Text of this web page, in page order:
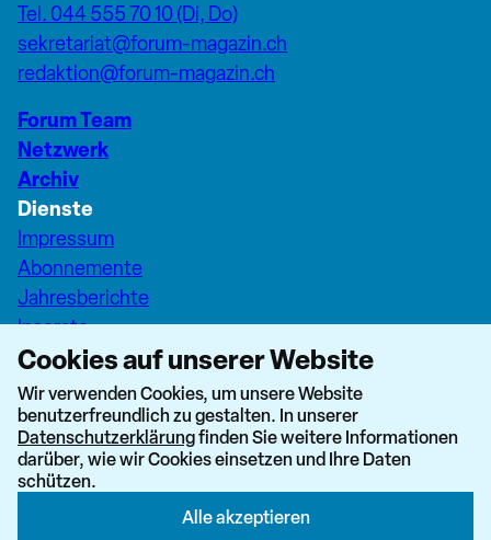
Tel. 044 555 70 10 (Di, Do)
sekretariat@forum-magazin.ch
redaktion@forum-magazin.ch
Forum Team
Netzwerk
Archiv
Dienste
Impressum
Abonnemente
Jahresberichte
Inserate
Pfarreiseiten Stadt Zürich
Dashboard Forum+
Cookies auf unserer Website
Wir verwenden Cookies, um unsere Website
benutzerfreundlich zu gestalten. In unserer
Datenschutzerklärungfinden Sie weitere Informationen
darüber, wie wir Cookies einsetzen und Ihre Daten
schützen.
Alle akzeptieren